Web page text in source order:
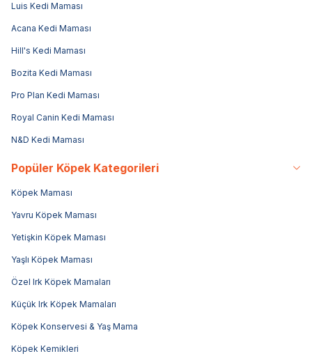
Luis Kedi Maması
Acana Kedi Maması
Hill's Kedi Maması
Bozita Kedi Maması
Pro Plan Kedi Maması
Royal Canin Kedi Maması
N&D Kedi Maması
Popüler Köpek Kategorileri
Köpek Maması
Yavru Köpek Maması
Yetişkin Köpek Maması
Yaşlı Köpek Maması
Özel Irk Köpek Mamaları
Küçük Irk Köpek Mamaları
Köpek Konservesi & Yaş Mama
Köpek Kemikleri